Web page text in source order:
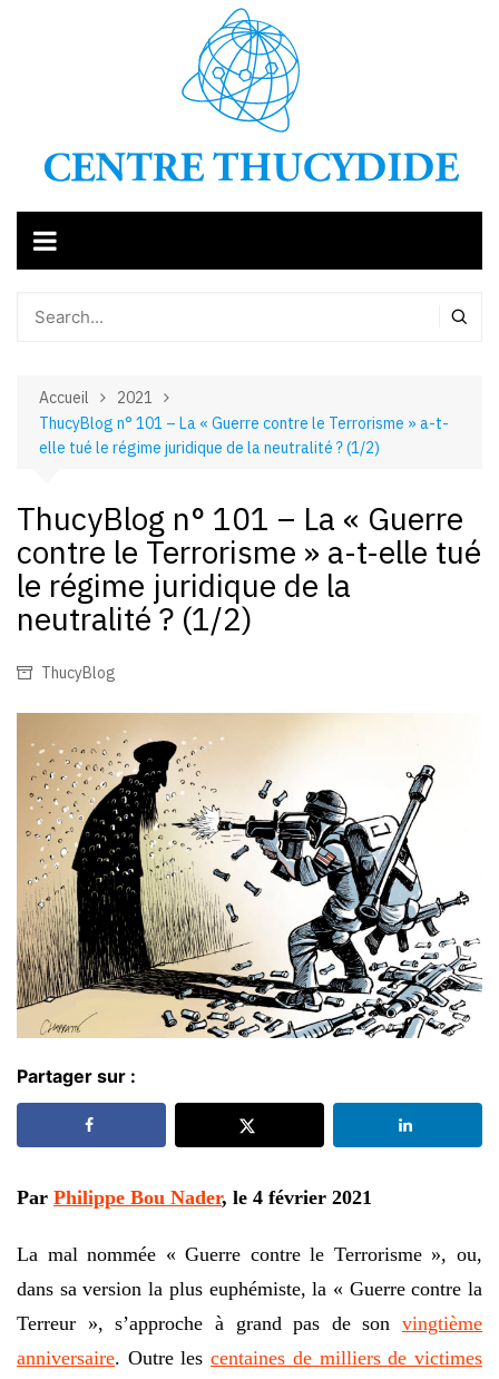
Accueil
2021
ThucyBlog n° 101 – La « Guerre contre le Terrorisme » a-t-
elle tué le régime juridique de la neutralité ? (1/2)
ThucyBlog n° 101 – La « Guerre
contre le Terrorisme » a-t-elle tué
le régime juridique de la
neutralité ? (1/2)
ThucyBlog
Partager sur :
Par Philippe Bou Nader, le 4 février 2021
La mal nommée « Guerre contre le Terrorisme », ou,
dans sa version la plus euphémiste, la « Guerre contre la
Terreur », s’approche à grand pas de son vingtième
anniversaire. Outre lescentaines de milliers de victimes